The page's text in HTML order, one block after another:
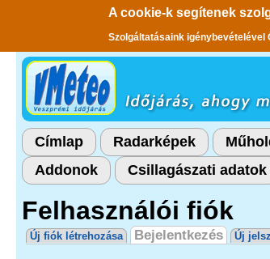
A cookie-k segítenek
Szolgáltatásaink igénybevételével
Ugrás a tartalomra
Címlap Radarképek
Addonok
Csillagászati adatok
Felhasználói fiók
Elsődleges fülek
Új fiók létrehozása Bejelentkezés(aktív
Új